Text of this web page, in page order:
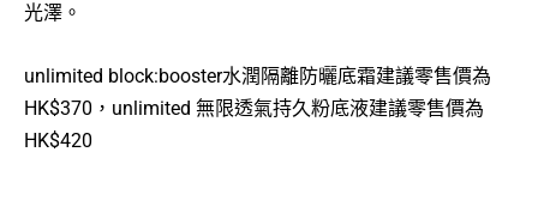
光澤。
unlimited block:booster水潤隔離防曬底霜建議零售價為
HK$370， unlimited 無限透氣持久粉底液建議零售價為
HK$420